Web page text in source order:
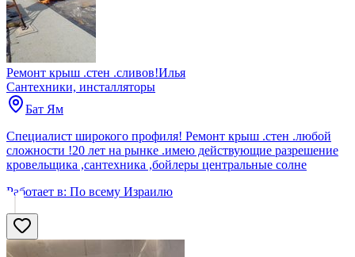
Ремонт крыш .стен .сливов!Илья
Сантехники, инсталляторы
Бат Ям
Специалист широкого профиля! Ремонт крыш .стен .любой
сложности !20 лет на рынке .имею действующие разрешение
кровельщика ,сантехника ,бойлеры центральные солне
Работает в: По всему Израилю